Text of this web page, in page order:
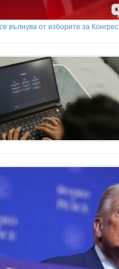
вълнува от изборите за Конгрес